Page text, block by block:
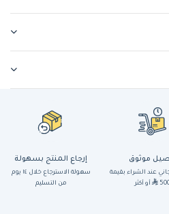
موثوق
عند الشراء بقيمة
أو أكثر
إرجاع المنتج بسهولة
سهولة الاسترجاع خلال ١٤ يوم
من التسليم